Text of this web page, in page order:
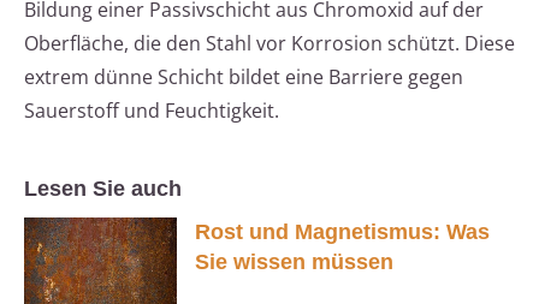
Bildung einer Passivschicht aus Chromoxid auf der
Oberfläche, die den Stahl vor Korrosion schützt. Diese
extrem dünne Schicht bildet eine Barriere gegen
Sauerstoff und Feuchtigkeit.
Lesen Sie auch
Rost und Magnetismus: Was
Sie wissen müssen